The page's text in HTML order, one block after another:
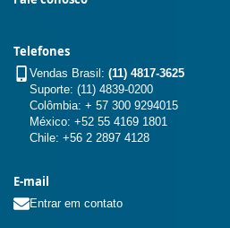
Telefones
Vendas Brasil: (11) 4817-3625
Suporte: (11) 4839-0200
Colômbia: + 57 300 9294015
México: +52 55 4169 1801
Chile: +56 2 2897 4128
E-mail
Entrar em contato